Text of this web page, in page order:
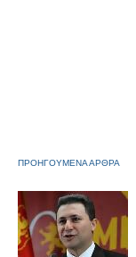
ΠΡΟΗΓΟΥΜΕΝΑ ΑΡΘΡΑ